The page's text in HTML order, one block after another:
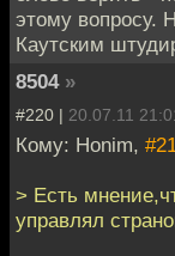
этому вопросу.
Каутским
8504 »
#220 | 20.07.11
Кому: Honim,
> Есть
управлял